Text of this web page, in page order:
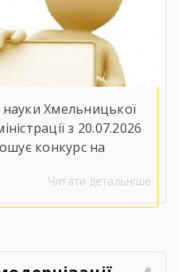
Хмельницької
з 20.07.2026
конкурс на
закладу
центр
Читати детальніше